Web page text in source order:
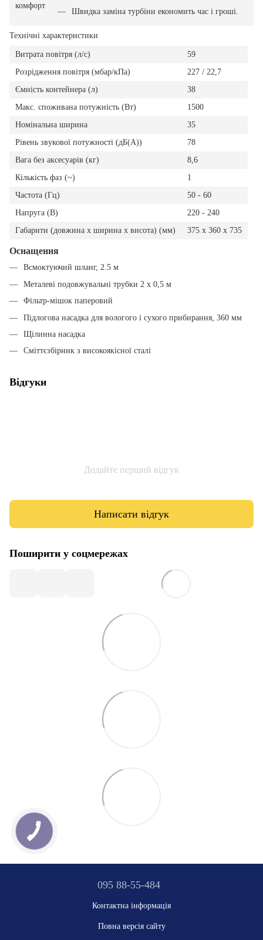
комфорт
Швидка заміна турбіни економить час і гроші.
Технічні характеристики
Витрата повітря (л/с)
59
Розрідження повітря (мбар/кПа)
227 / 22,7
Ємність контейнера (л)
38
Макс. споживана потужність (Вт)
1500
Номінальна ширина
35
Рівень звукової потужності (дБ(А))
78
Вага без аксесуарів (кг)
8,6
Кількість фаз (~)
1
Частота (Гц)
50 - 60
Напруга (В)
220 - 240
Габарити (довжина х ширина х висота) (мм)
375 x 360 x 735
Оснащення
Всмоктуючий шланг, 2.5 м
Металеві подовжувальні трубки 2 х 0,5 м
Фільтр-мішок паперовий
Підлогова насадка для вологого і сухого прибирання, 360 мм
Щілинна насадка
Сміттєзбірник з високоякісної сталі
Відгуки
Додайте перший відгук
Написати відгук
Поширити у соцмережах
095 88-55-484
Контактна інформація
Повна версія сайту